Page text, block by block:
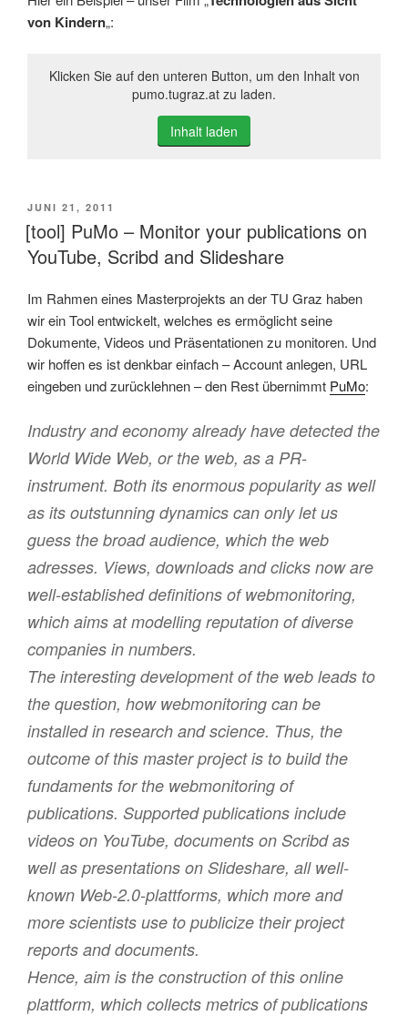
von Kindern„:
Klicken Sie auf den unteren Button, um den Inhalt von
pumo.tugraz.at zu laden.
Inhalt laden
VERÖFFENTLICHT
AM
JUNI 21, 2011
[tool] PuMo – Monitor your publications on
YouTube, Scribd and Slideshare
Im Rahmen eines Masterprojekts an der TU Graz haben
wir ein Tool entwickelt, welches es ermöglicht seine
Dokumente, Videos und Präsentationen zu monitoren. Und
wir hoffen es ist denkbar einfach – Account anlegen, URL
eingeben und zurücklehnen – den Rest übernimmt PuMo:
Industry and economy already have detected the
World Wide Web, or the web, as a PR-
instrument. Both its enormous popularity as well
as its outstunning dynamics can only let us
guess the broad audience, which the web
adresses. Views, downloads and clicks now are
well-established definitions of webmonitoring,
which aims at modelling reputation of diverse
companies in numbers.
The interesting development of the web leads to
the question, how webmonitoring can be
installed in research and science. Thus, the
outcome of this master project is to build the
fundaments for the webmonitoring of
publications. Supported publications include
videos on YouTube, documents on Scribd as
well as presentations on Slideshare, all well-
known Web-2.0-plattforms, which more and
more scientists use to publicize their project
reports and documents.
Hence, aim is the construction of this online
plattform, which collects metrics of publications